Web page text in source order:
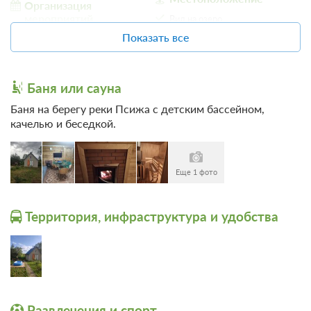
Домик 2
Подробнее
Домик расположен в 90-то метрах от озера Ильмень, с выходом
на бывший Екатерининский причал, теперь называют
Екатерининская Коса.
12м
Организация
Показать все
Баня или сауна
Баня на берегу реки Псижа с детским бассейном,
качелью и беседкой.
Еще 1 фото
Территория, инфраструктура и удобства